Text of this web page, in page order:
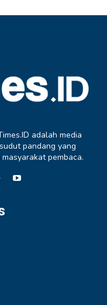
adalah media
pandang yang
pembaca.